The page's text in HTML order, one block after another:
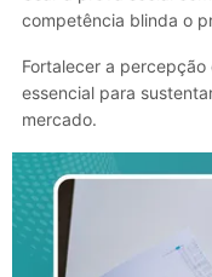
competência blinda o
Fortalecer a
essencial para
mercado.